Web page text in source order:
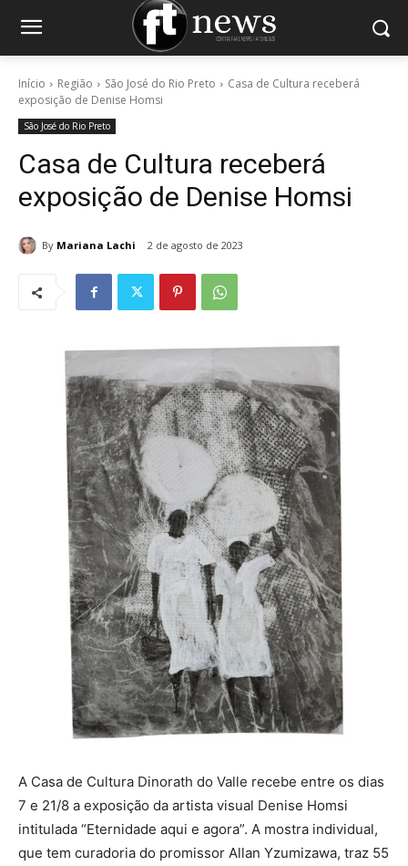
Início Região São José do Rio Preto
Casa de Cultura receberá
exposição de Denise Homsi
São José do Rio Preto
Casa de Cultura receberá
exposição de Denise Homsi
By Mariana Lachi 2 de agosto de 2023
A Casa de Cultura Dinorath do Valle recebe entre os dias
7 e 21/8 a exposição da artista visual Denise Homsi
intitulada “Eternidade aqui e agora”. A mostra individual,
que tem curadoria do promissor Allan Yzumizawa, traz 55